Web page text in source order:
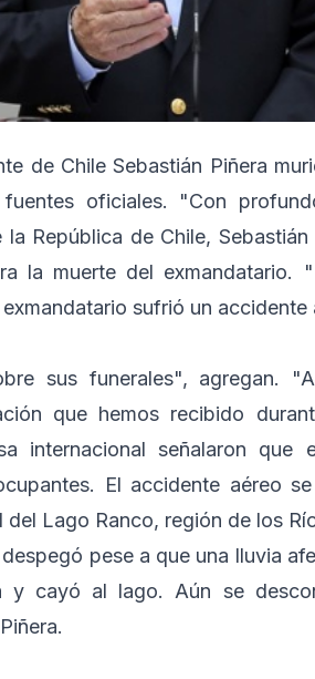
de Chile Sebastián Piñera
oficiales. "Con
República de Chile,
la muerte del exmandatario.
sufrió un accidente
sus funerales", agregan.
que hemos recibido
internacional señalaron que
El accidente aéreo
Lago Ranco, región de los
pese a que una lluvia
y cayó al lago. Aún se